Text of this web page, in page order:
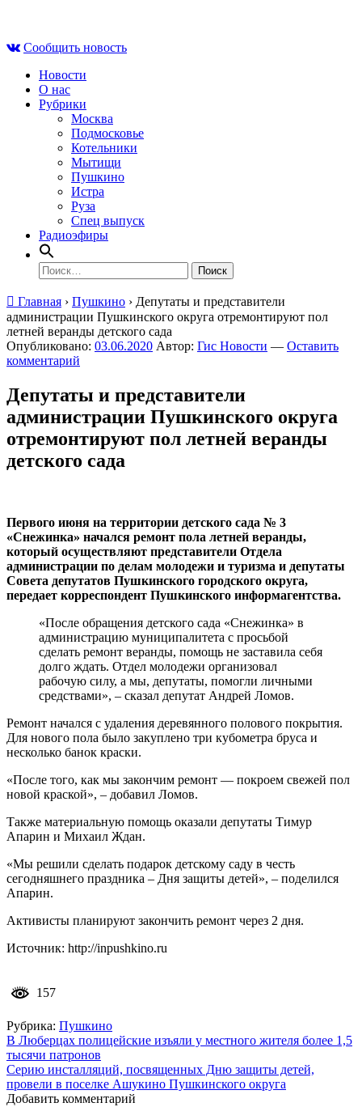
contentСообщить новость
Новости
О нас
Рубрики
Москва
Подмосковье
Котельники
Мытищи
Пушкино
Истра
Руза
Спец выпуск
Радиоэфиры
Найти:
Главная › Пушкино › Депутаты и представители
администрации Пушкинского округа отремонтируют пол
летней веранды детского сада
Опубликовано: 03.06.2020 Автор: Гис Новости — Оставить
комментарий
Депутаты и представители
администрации Пушкинского округа
отремонтируют пол летней веранды
детского сада
Первого июня на территории детского сада № 3
«Снежинка» начался ремонт пола летней веранды,
который осуществляют представители Отдела
администрации по делам молодежи и туризма и депутаты
Совета депутатов Пушкинского городского округа,
передает корреспондент Пушкинского информагентства.
«После обращения детского сада «Снежинка» в
администрацию муниципалитета с просьбой
сделать ремонт веранды, помощь не заставила себя
долго ждать. Отдел молодежи организовал
рабочую силу, а мы, депутаты, помогли личными
средствами», – сказал депутат Андрей Ломов.
Ремонт начался с удаления деревянного полового покрытия.
Для нового пола было закуплено три кубометра бруса и
несколько банок краски.
«После того, как мы закончим ремонт — покроем свежей пол
новой краской», – добавил Ломов.
Также материальную помощь оказали депутаты Тимур
Апарин и Михаил Ждан.
«Мы решили сделать подарок детскому саду в честь
сегодняшнего праздника – Дня защиты детей», – поделился
Апарин.
Активисты планируют закончить ремонт через 2 дня.
Источник: http://inpushkino.ru
157
Рубрика: Пушкино
Навигация
по
записям
В Люберцах полицейские изъяли у местного жителя более 1,5
тысячи патронов
Серию инсталляций, посвященных Дню защиты детей,
провели в поселке Ашукино Пушкинского округа
Добавить комментарий